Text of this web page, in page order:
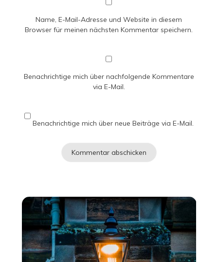
Name, E-Mail-Adresse und Website in diesem
Browser für meinen nächsten Kommentar speichern.
Benachrichtige mich über nachfolgende Kommentare
via E-Mail.
Benachrichtige mich über neue Beiträge via E-Mail.